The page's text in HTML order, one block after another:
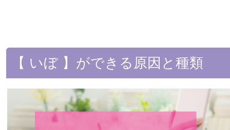
【 いぼ 】ができる原因と種類